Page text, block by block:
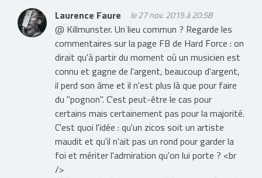
Laurence Faure le 27 nov. 2015 à 20:58
@ Killmunster. Un lieu commun ? Regarde les
commentaires sur la page FB de Hard Force : on
dirait qu'à partir du moment où un musicien est
connu et gagne de l'argent, beaucoup d'argent,
il perd son âme et il n'est plus là que pour faire
du "pognon". C'est peut-être le cas pour
certains mais certainement pas pour la majorité.
C'est quoi l'idée : qu'un zicos soit un artiste
maudit et qu'il n'ait pas un rond pour garder la
foi et mériter l'admiration qu'on lui porte ? <br
/>